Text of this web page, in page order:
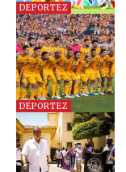
DEPORTEZ
DEPORTEZ